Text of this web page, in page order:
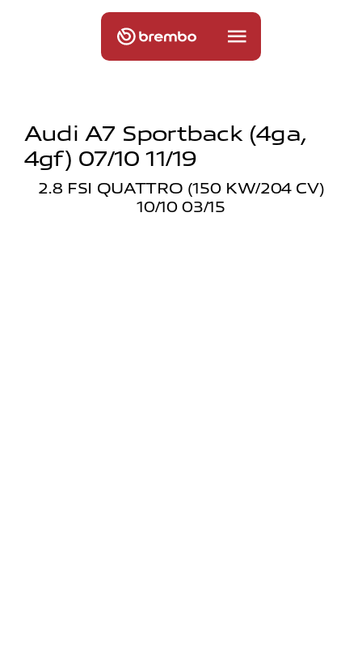
Audi A7 Sportback (4ga,
4gf) 07/10 11/19
2.8 FSI QUATTRO (150 KW/204 CV)
10/10 03/15